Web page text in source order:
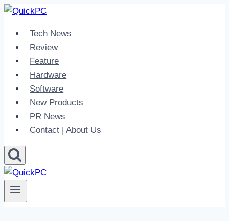
Skip
contentTech News
Review
Feature
Hardware
Software
New Products
PR News
Contact | About Us